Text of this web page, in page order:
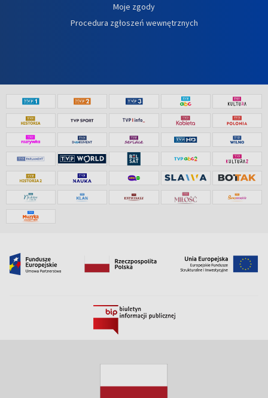
Moje zgody
Procedura zgłoszeń wewnętrznych